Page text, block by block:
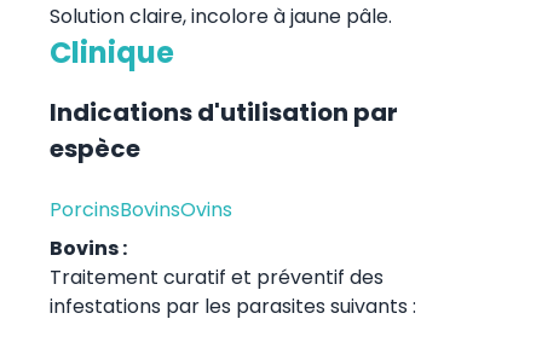
Solution claire, incolore à jaune pâle.
Clinique
Indications d'utilisation par
espèce
PorcinsBovinsOvins
Bovins :
Traitement curatif et préventif des
infestations par les parasites suivants :